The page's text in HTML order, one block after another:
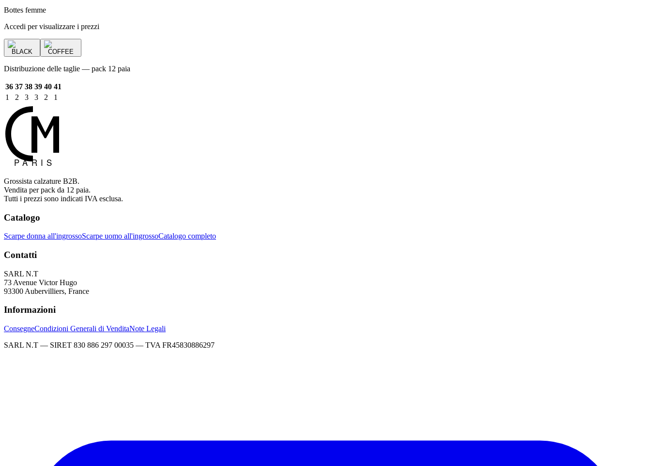
Bottes femme
Accedi per visualizzare i prezzi
BLACK COFFEE
Distribuzione delle taglie — pack 12 paia
36 37 38 39 40 41
1
2 3 3 2 1
Grossista calzature B2B.
Vendita per pack da 12 paia.
Tutti i prezzi sono indicati IVA esclusa.
Catalogo
Scarpe donna all'ingrossoScarpe uomo all'ingrossoCatalogo completo
Contatti
SARL N.T
73 Avenue Victor Hugo
93300 Aubervilliers, France
Informazioni
ConsegneCondizioni Generali di VenditaNote Legali
SARL N.T — SIRET 830 886 297 00035 — TVA FR45830886297